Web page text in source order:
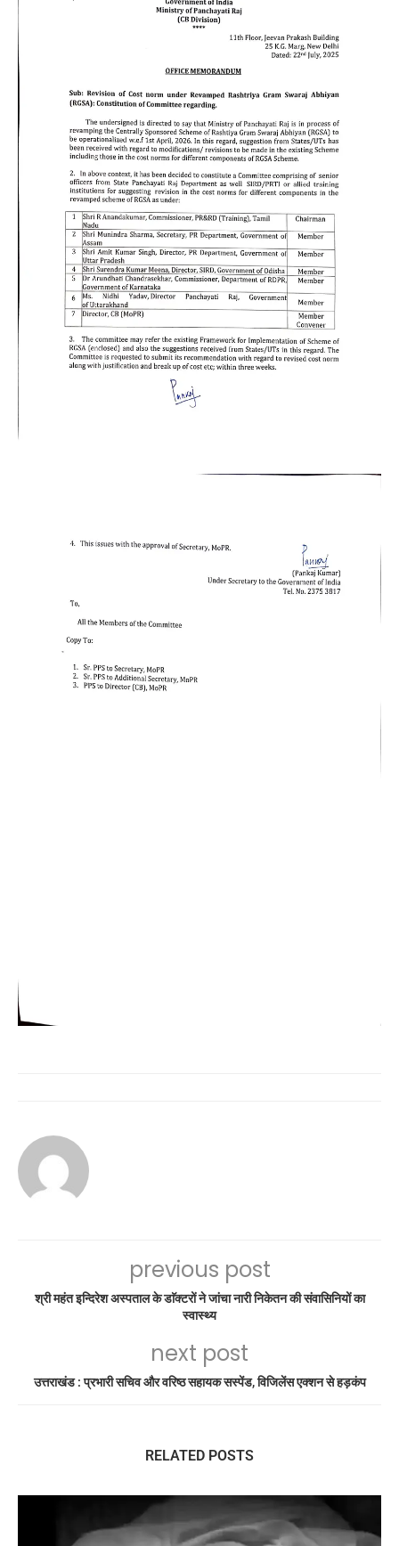
previous post
श्री महंत इन्दिरेश अस्पताल के डाॅक्टरों ने जांचा नारी निकेतन की संवासिनियों का
स्वास्थ्य
next post
उत्तराखंड : प्रभारी सचिव और वरिष्ठ सहायक सस्पेंड, विजिलेंस एक्शन से हड़कंप
RELATED POSTS